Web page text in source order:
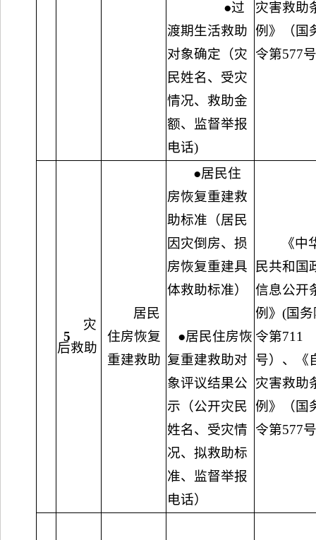
●过
渡期生活救助
对象确定（灾
民姓名、受灾
情况、救助金
额、监督举报
电话)
灾害救助
例》（国
令第577
5
灾
后救助
居民
住房恢复
重建救助
●居民住
房恢复重建救
助标准（居民
因灾倒房、损
房恢复重建具
体救助标准）
●居民住房恢
复重建救助对
象评议结果公
示（公开灾民
姓名、受灾情
况、拟救助标
准、监督举报
电话）
《中
民共和国
信息公开
例》(国务
令第711
号）、《
灾害救助
例》（国
令第577